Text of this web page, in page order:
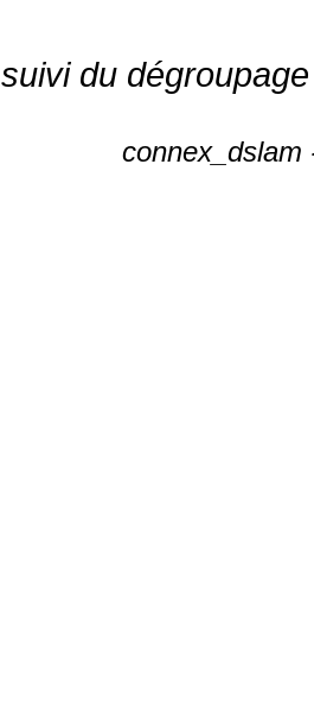
du
connex_dslam